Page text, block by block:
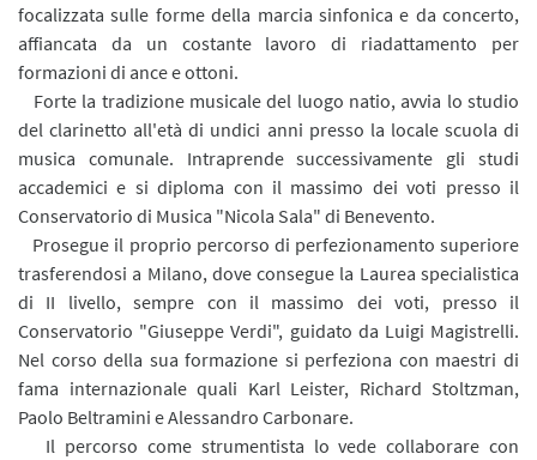
focalizzata sulle forme della marcia sinfonica e da concerto,
affiancata da un costante lavoro di riadattamento per
formazioni di ance e ottoni.
Forte la tradizione musicale del luogo natio, avvia lo studio
del clarinetto all'età di undici anni presso la locale scuola di
musica comunale. Intraprende successivamente gli studi
accademici e si diploma con il massimo dei voti presso il
Conservatorio di Musica "Nicola Sala" di Benevento.
Prosegue il proprio percorso di perfezionamento superiore
trasferendosi a Milano, dove consegue la Laurea specialistica
di II livello, sempre con il massimo dei voti, presso il
Conservatorio "Giuseppe Verdi", guidato da Luigi Magistrelli.
Nel corso della sua formazione si perfeziona con maestri di
fama internazionale quali Karl Leister, Richard Stoltzman,
Paolo Beltramini e Alessandro Carbonare.
Il percorso come strumentista lo vede collaborare con